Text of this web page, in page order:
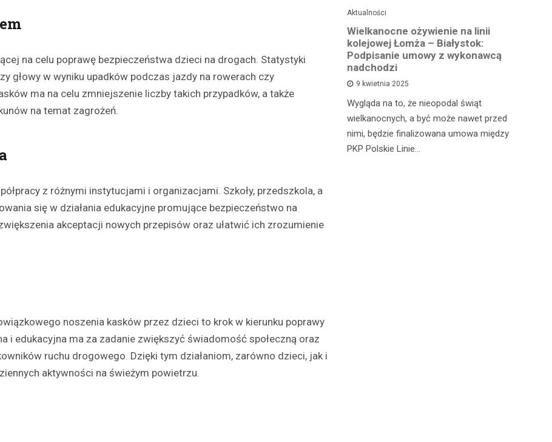
na celu poprawę bezpieczeństwa dzieci na drogach. Statystyki
głowy w wyniku upadków podczas jazdy na rowerach czy
ma na celu zmniejszenie liczby takich przypadków, a także
na temat zagrożeń.
z różnymi instytucjami i organizacjami. Szkoły, przedszkola, a
się w działania edukacyjne promujące bezpieczeństwo na
akceptacji nowych przepisów oraz ułatwić ich zrozumienie
noszenia kasków przez dzieci to krok w kierunku poprawy
i edukacyjna ma za zadanie zwiększyć świadomość społeczną oraz
ruchu drogowego. Dzięki tym działaniom, zarówno dzieci, jak i
aktywności na świeżym powietrzu.
noclegownia w Łomży chroni
najbardziej potrzebujących?
19 lutego 2025
Aktualności
Wielkanocne ożywienie na linii
kolejowej Łomża – Białystok:
Podpisanie umowy z wykonawcą
nadchodzi
9 kwietnia 2025
Wygląda na to, że nieopodal świąt
wielkanocnych, a być może nawet przed
nimi, będzie finalizowana umowa między
PKP Polskie Linie…